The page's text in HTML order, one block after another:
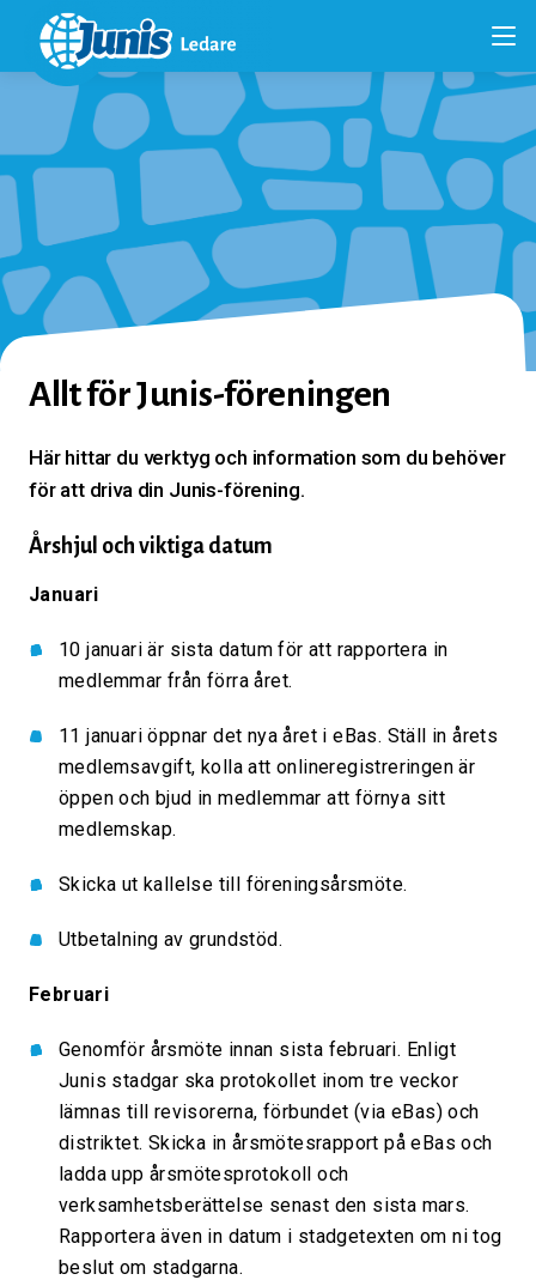
Allt för Junis-föreningen
Här hittar du verktyg och information som du behöver
för att driva din Junis-förening.
Årshjul och viktiga datum
Januari
10 januari är sista datum för att rapportera in
medlemmar från förra året.
11 januari öppnar det nya året i eBas. Ställ in årets
medlemsavgift, kolla att onlineregistreringen är
öppen och bjud in medlemmar att förnya sitt
medlemskap.
Skicka ut kallelse till föreningsårsmöte.
Utbetalning av grundstöd.
Februari
Genomför årsmöte innan sista februari. Enligt
Junis stadgar ska protokollet inom tre veckor
lämnas till revisorerna, förbundet (via eBas) och
distriktet. Skicka in årsmötesrapport på eBas och
ladda upp årsmötesprotokoll och
verksamhetsberättelse senast den sista mars.
Rapportera även in datum i stadgetexten om ni tog
beslut om stadgarna.